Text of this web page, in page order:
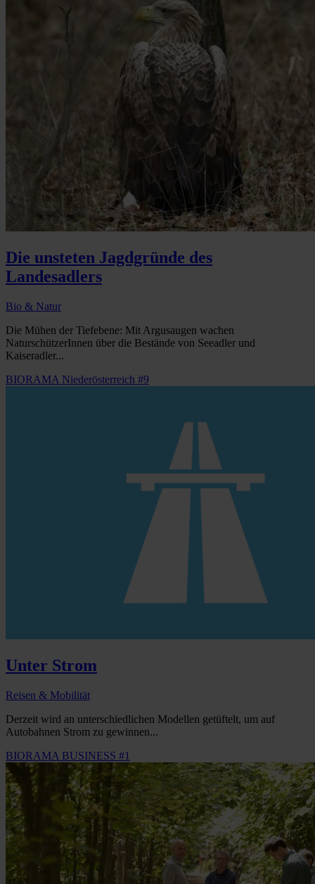
Die unsteten Jagdgründe des
Landesadlers
Bio & Natur
Die Mühen der Tiefebene: Mit Argusaugen wachen
NaturschützerInnen über die Bestände von Seeadler und
Kaiseradler...
BIORAMA Niederösterreich #9
Unter Strom
Reisen & Mobilität
Derzeit wird an unterschiedlichen Modellen getüftelt, um auf
Autobahnen Strom zu gewinnen...
BIORAMA BUSINESS #1